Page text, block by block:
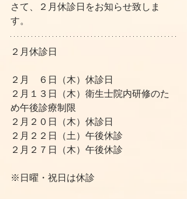
さて、２月休診日をお知らせ致しま
す。
２月休診日
２月　６日（木）休診日
２月１３日（木）衛生士院内研修のた
め午後診療制限
２月２０日（木）休診日
２月２２日（土）午後休診
２月２７日（木）午後休診
※日曜・祝日は休診